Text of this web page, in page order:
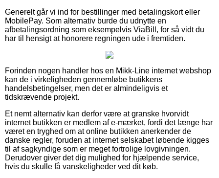
Generelt går vi ind for bestillinger med betalingskort eller
MobilePay. Som alternativ burde du udnytte en
afbetalingsordning som eksempelvis ViaBill, for så vidt du
har til hensigt at honorere regningen ude i fremtiden.
Forinden nogen handler hos en Mikk-Line internet webshop
kan de i virkeligheden gennemløbe butikkens
handelsbetingelser, men det er almindeligvis et
tidskrævende projekt.
Et nemt alternativ kan derfor være at granske hvorvidt
internet butikken er medlem af e-mærket, fordi det længe har
været en tryghed om at online butikken anerkender de
danske regler, foruden at internet selskabet løbende kigges
til af sagkyndige som er meget fortrolige lovgivningen.
Derudover giver det dig mulighed for hjælpende service,
hvis du skulle få vanskeligheder ved dit køb.